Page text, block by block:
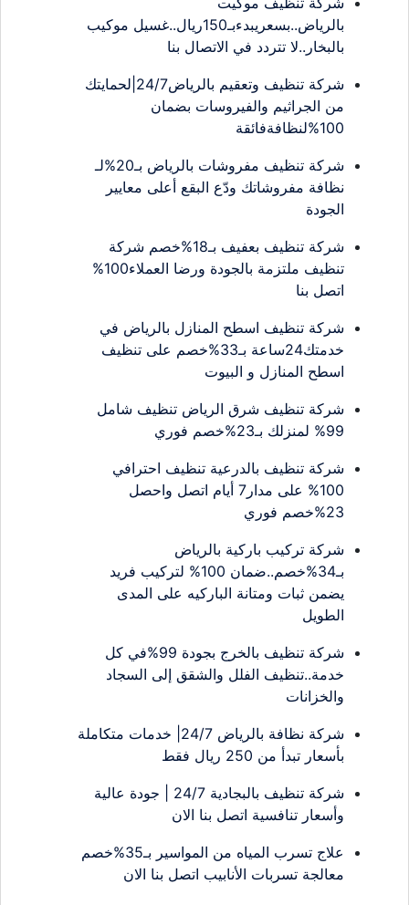
بالرياض..بسعريبدءبـ150ريال..غسيل موكيب
بالبخار..لا تتردد في الاتصال بنا
شركة تنظيف وتعقيم بالرياض24/7|لحمايتك
من الجراثيم والفيروسات بضمان
100%لنظافةفائقة
شركة تنظيف مفروشات بالرياض بـ20%لـ
نظافة مفروشاتك ودّع البقع أعلى معايير
الجودة
شركة تنظيف بعفيف بـ18%خصم شركة
تنظيف ملتزمة بالجودة ورضا العملاء100%
اتصل بنا
شركة تنظيف اسطح المنازل بالرياض في
خدمتك24ساعة بـ33%خصم على تنظيف
اسطح المنازل و البيوت
شركة تنظيف شرق الرياض تنظيف شامل
99% لمنزلك بـ23%خصم فوري
شركة تنظيف بالدرعية تنظيف احترافي
100% على مدار7 أيام اتصل واحصل
23%خصم فوري
شركة تركيب باركية بالرياض
بـ34%خصم..ضمان 100% لتركيب فريد
يضمن ثبات ومتانة الباركيه على المدى
الطويل
شركة تنظيف بالخرج بجودة 99%في كل
خدمة..تنظيف الفلل والشقق إلى السجاد
والخزانات
شركة نظافة بالرياض 24/7| خدمات متكاملة
بأسعار تبدأ من 250 ريال فقط
شركة تنظيف بالبجادية 24/7 | جودة عالية
وأسعار تنافسية اتصل بنا الان
علاج تسرب المياه من المواسير بـ35%خصم
معالجة تسربات الأنابيب اتصل بنا الان